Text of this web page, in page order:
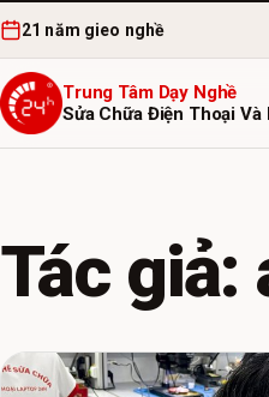
21 năm gieo nghề
Trung Tâm Dạy Nghề
Sửa Chữa Điện Thoại Và
Tác giả: